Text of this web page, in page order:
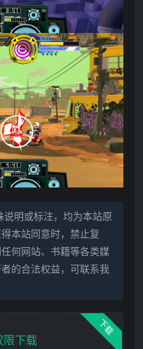
明或标注，均为本站原
本站同意时，禁止复
何网站、书籍等各类媒
的合法权益，可联系我
下载
限下载